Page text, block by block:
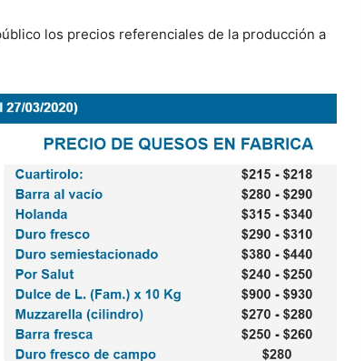
los precios referenciales de la producción a